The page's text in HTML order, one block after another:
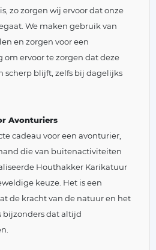
zo zorgen wij ervoor dat onze
We maken gebruik van
en zorgen voor een
ervoor te zorgen dat deze
scherp blijft, zelfs bij dagelijks
Avonturiers
cadeau voor een avonturier,
die van buitenactiviteiten
Houthakker Karikatuur
keuze. Het is een
de kracht van de natuur en het
bijzonders dat altijd